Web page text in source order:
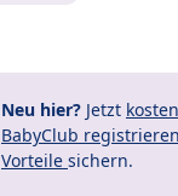
Neu hier? Jetzt
BabyClub registrieren
Vorteile sichern.